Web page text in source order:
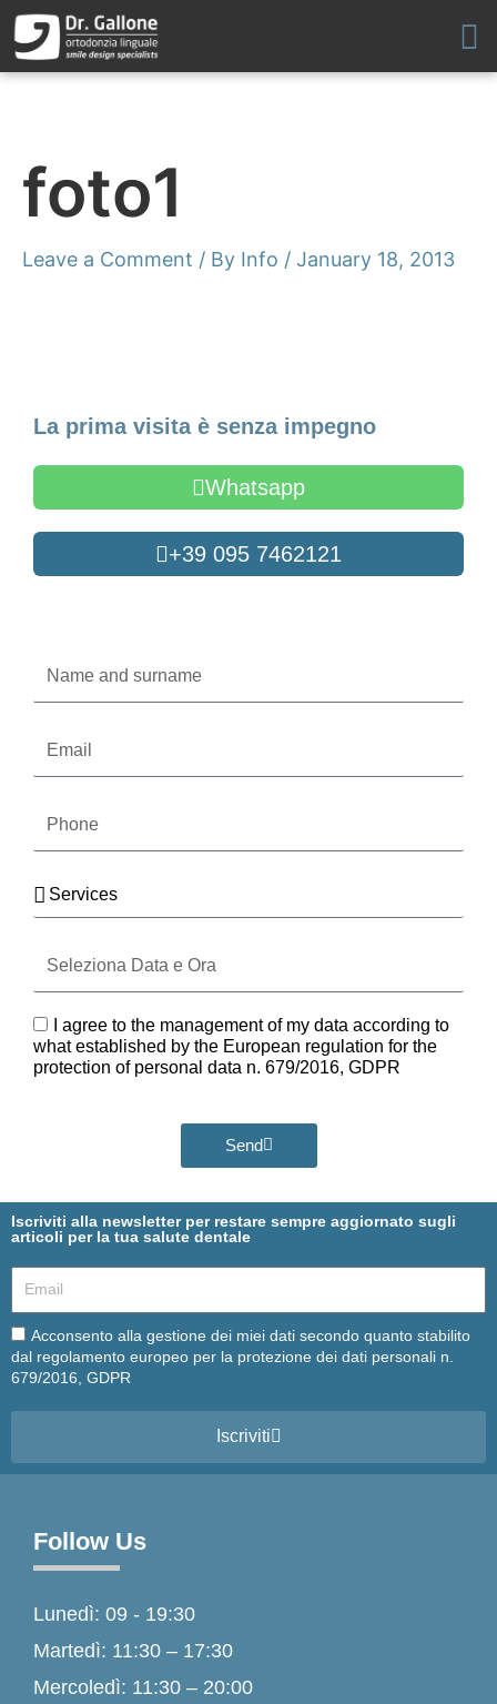
Skip
to
content
foto1
Leave a Comment / By Info / January 18, 2013
La prima visita è senza impegno
Whatsapp
+39 095 7462121
and
surname
Services
Data
e
GDPRI agree to the management of my data according to
what established by the European regulation for the
protection of personal data n. 679/2016, GDPR
Send
Iscriviti alla newsletter per restare sempre aggiornato sugli
articoli per la tua salute dentale
Email
Email
Acconsento alla gestione dei miei dati secondo quanto stabilito
dal regolamento europeo per la protezione dei dati personali n.
679/2016, GDPR
Iscriviti
Follow Us
Lunedì: 09 - 19:30
Martedì: 11:30 – 17:30
Mercoledì: 11:30 – 20:00